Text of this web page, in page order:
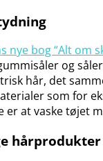
nye bog “Alt om
og
hår, det
som for
er at vaske tøjet
hårprodukter